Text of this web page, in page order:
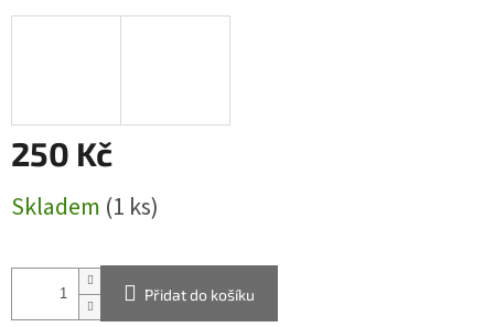
250 Kč
cena:
Skladem (1 ks)
Přidat do košíku